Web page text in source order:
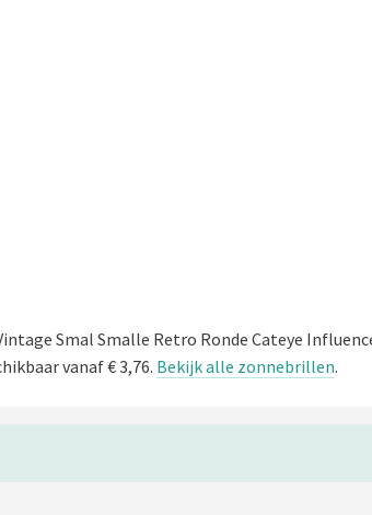
Smal Smalle Retro Ronde Cateye
vanaf € 3,76. Bekijk alle zonnebrillen.